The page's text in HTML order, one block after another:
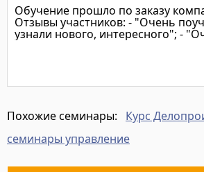
Обучение прошло по заказу
Отзывы участников: - "Очень
узнали нового, интересного"; -
Похожие семинары: Курс
семинары управление